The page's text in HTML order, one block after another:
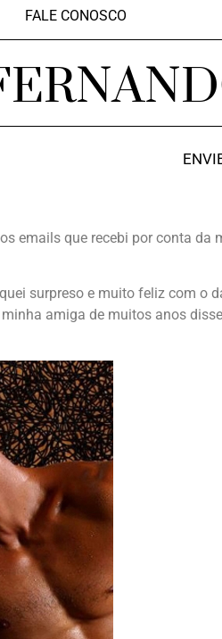
FALE CONOSCO
emails que recebi por conta
surpreso e muito feliz com o
minha amiga de muitos anos